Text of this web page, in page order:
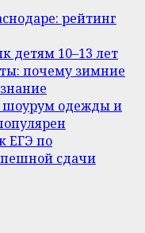
рейтинг
детям 10–13 лет
почему зимние
шоурум одежды и
ЕГЭ по
сдачи